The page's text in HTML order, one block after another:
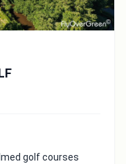
golf courses